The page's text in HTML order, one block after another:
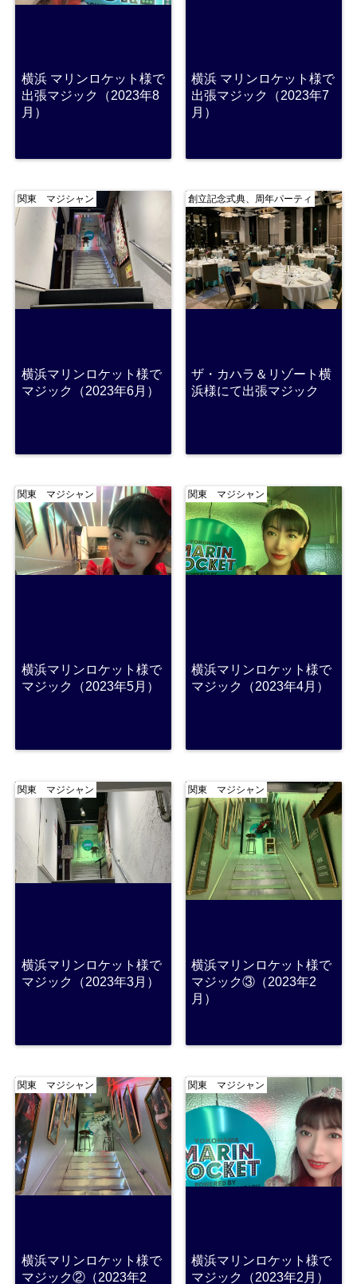
横浜 マリンロケット様で
出張マジック（2023年8
月）
横浜 マリンロケット様で
出張マジック（2023年7
月）
関東 マジシャン
横浜マリンロケット様で
マジック（2023年6月）
創立記念式典、周年パーティ
ザ・カハラ＆リゾート横
浜様にて出張マジック
関東 マジシャン
横浜マリンロケット様で
マジック（2023年5月）
関東 マジシャン
横浜マリンロケット様で
マジック（2023年4月）
関東 マジシャン
横浜マリンロケット様で
マジック（2023年3月）
関東 マジシャン
横浜マリンロケット様で
マジック③（2023年2
月）
関東 マジシャン
横浜マリンロケット様で
マジック②（2023年2
関東 マジシャン
横浜マリンロケット様で
マジック（2023年2月）